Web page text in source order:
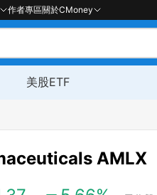
作者專區關於CMoney
美股ETF
AMLX